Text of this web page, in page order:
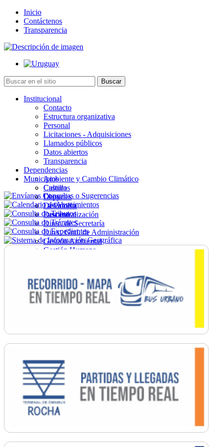
Inicio
Contáctenos
Transparencia
Institucional
Contacto
Estructura organizativa
Personal
Licitaciones - Adquisiciones
Llamados públicos
Datos abiertos
Transparencia
Dependencias
Ambiente y Cambio Climático
Cultura
Deportes
Desarrollo
Descentralización
Direc. de Secretaría
Direc. Gral. de Administración
Gestión Ambiental
Gestión Humana
Ordenamiento
Promoción Social
Salud
Secretaría General
Municipios
Castillos
Chuy
La Paloma
Lascano